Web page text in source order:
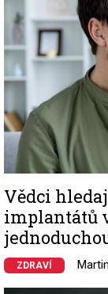
Vědci
implantátů
ZDRAVÍ